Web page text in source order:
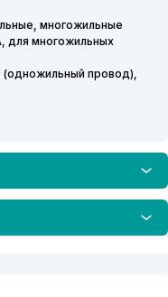
многожильные
для многожильных
провод),